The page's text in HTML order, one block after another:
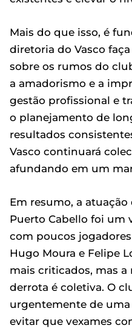
Mais do que isso, é
diretoria do Vasco
sobre os rumos do
a amadorismo e a
gestão profissional e
o planejamento de
resultados
Vasco continuará
afundando em um
Em resumo, a atuação
Puerto Cabello foi um
com poucos
Hugo Moura e Felipe
mais criticados, mas
derrota é coletiva. O
urgentemente de
evitar que vexames